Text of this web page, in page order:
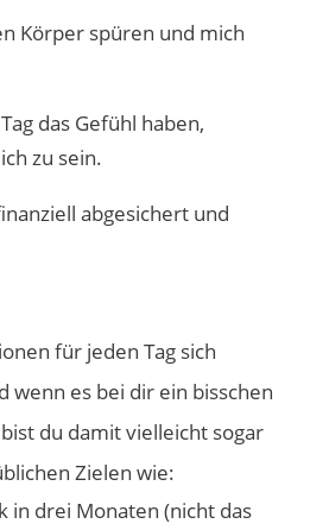
Körper spüren und mich
das Gefühl haben,
zu sein.
abgesichert und
für jeden Tag sich
wenn es bei dir ein bisschen
du damit vielleicht sogar
Zielen wie:
in drei Monaten (nicht das